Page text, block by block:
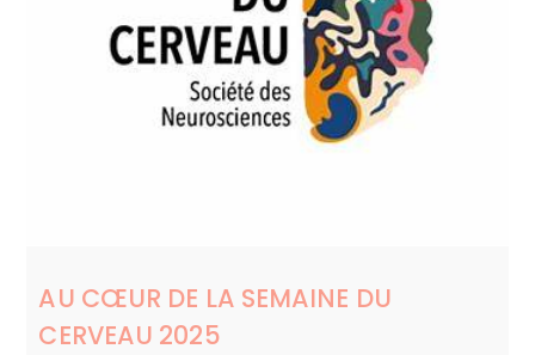
AU CŒUR DE LA SEMAINE DU
CERVEAU 2025